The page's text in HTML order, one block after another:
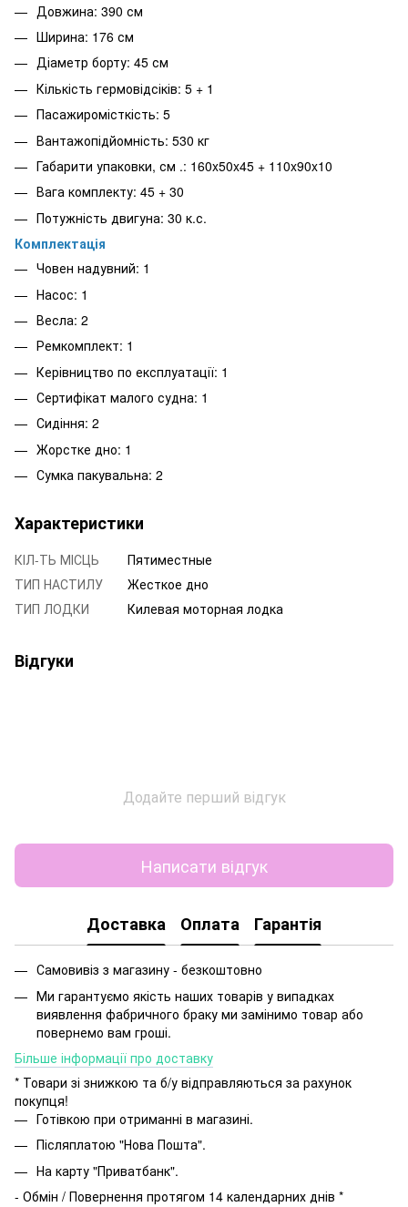
Довжина: 390 см
Ширина: 176 см
Діаметр борту: 45 см
Кількість гермовідсіків: 5 + 1
Пасажиромісткість: 5
Вантажопідйомність: 530 кг
Габарити упаковки, см .: 160x50x45 + 110x90x10
Вага комплекту: 45 + 30
Потужність двигуна: 30 к.с.
Комплектація
Човен надувний: 1
Насос: 1
Весла: 2
Ремкомплект: 1
Керівництво по експлуатації: 1
Сертифікат малого судна: 1
Сидіння: 2
Жорстке дно: 1
Сумка пакувальна: 2
Характеристики
КІЛ-ТЬ МІСЦЬ
Пятиместные
ТИП НАСТИЛУ
Жесткое дно
ТИП ЛОДКИ
Килевая моторная лодка
Відгуки
Додайте перший відгук
Написати відгук
Доставка Оплата Гарантія
Самовивіз з магазину - безкоштовно
Ми гарантуємо якість наших товарів у випадках
виявлення фабричного браку ми замінимо товар або
повернемо вам гроші.
Більше інформації про доставку
* Товари зі знижкою та б/у відправляються за рахунок
покупця!
Готівкою при отриманні в магазині.
Післяплатою "Нова Пошта".
На карту "Приватбанк".
- Обмін / Повернення протягом 14 календарних днів *